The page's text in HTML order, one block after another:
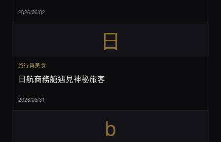
2026/06/02
日
旅行與美食
日航商務艙遇見神秘旅客
2026/05/31
b